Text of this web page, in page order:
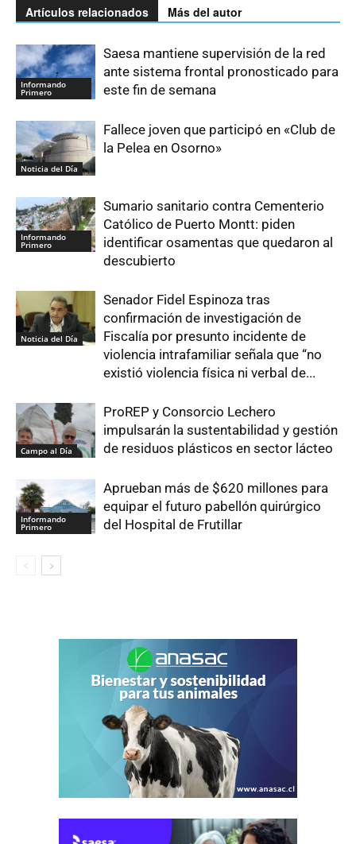
Artículos relacionados Más del autor
Informando
Primero
Saesa mantiene supervisión de la red
ante sistema frontal pronosticado para
este fin de semana
Noticia del Día
Fallece joven que participó en «Club de
la Pelea en Osorno»
Informando
Primero
Sumario sanitario contra Cementerio
Católico de Puerto Montt: piden
identificar osamentas que quedaron al
descubierto
Noticia del Día
Senador Fidel Espinoza tras
confirmación de investigación de
Fiscalía por presunto incidente de
violencia intrafamiliar señala que “no
existió violencia física ni verbal de...
Campo al Día
ProREP y Consorcio Lechero
impulsarán la sustentabilidad y gestión
de residuos plásticos en sector lácteo
Informando
Primero
Aprueban más de $620 millones para
equipar el futuro pabellón quirúrgico
del Hospital de Frutillar